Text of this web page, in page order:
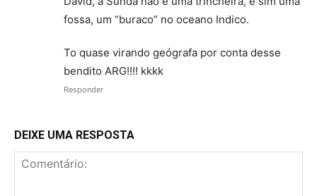
fossa, um “buraco” no oceano Indico.
To quase virando geógrafa por conta desse
bendito ARG!!!! kkkk
Responder
DEIXE UMA RESPOSTA